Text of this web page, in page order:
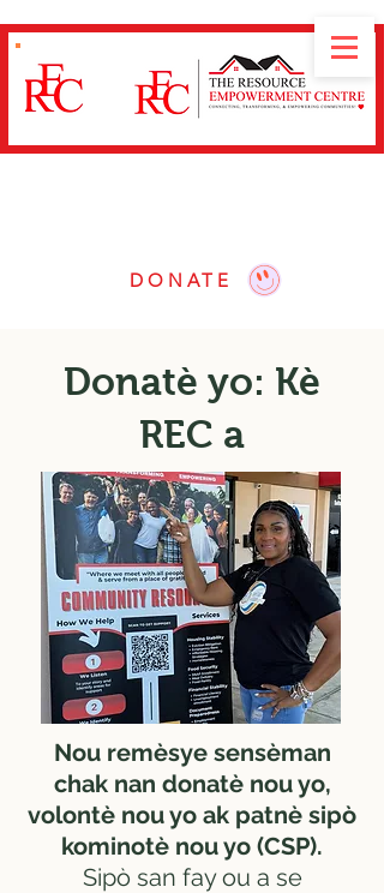
DONATE
Donatè yo: Kè
REC a
Nou remèsye sensèman
chak nan donatè nou yo,
volontè nou yo ak patnè sipò
kominotè nou yo (CSP).
Sipò san fay ou a se